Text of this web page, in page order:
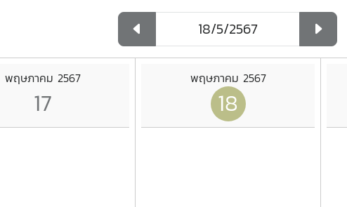
พฤษภาคม 2567
17
พฤษภาคม 2567
18